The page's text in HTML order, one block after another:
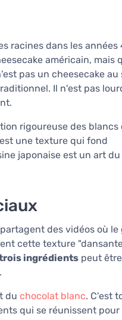
racines dans les années
américain, mais
pas un cheesecake au
Il n'est pas
rigoureuse des
une texture qui fond
japonaise est un art
des vidéos où le
cette texture
ingrédients peut
du chocolat blanc. C'est
qui se réunissent